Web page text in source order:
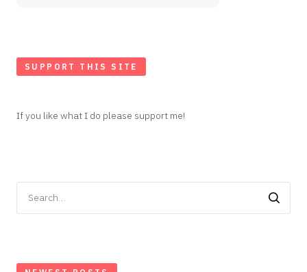
SUPPORT THIS SITE
If you like what I do please support me!
for: